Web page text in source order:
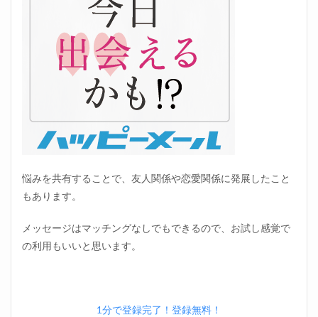
悩みを共有することで、友人関係や恋愛関係に発展したこと
もあります。
メッセージはマッチングなしでもできるので、お試し感覚で
の利用もいいと思います。
1分で登録完了！登録無料！